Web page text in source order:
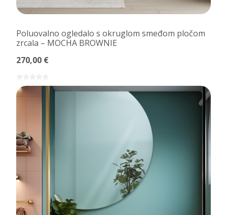
Poluovalno ogledalo s okruglom smeđom pločom
zrcala – MOCHA BROWNIE
270,00 €